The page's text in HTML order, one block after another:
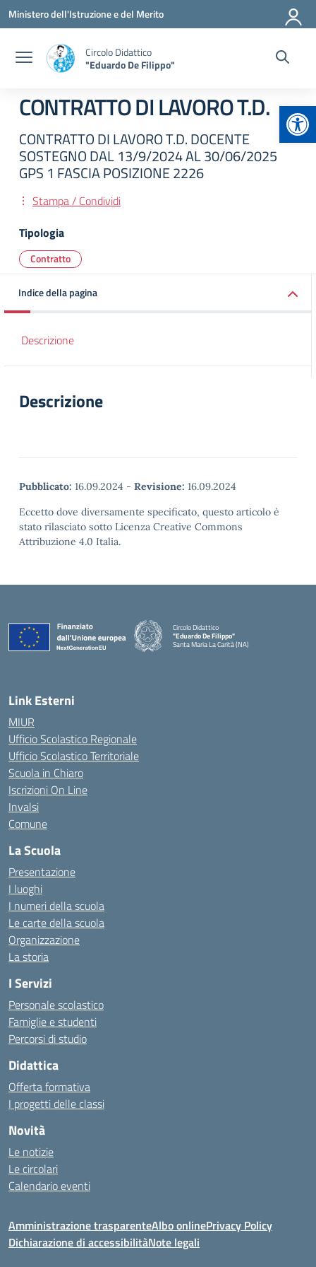
Vai ai contenuti
Vai al menu di navigazione
Vai al footer
Ministero dell'Istruzione e del Merito
Circolo Didattico
"Eduardo De Filippo"
CONTRATTO DI LAVORO T.D.
CONTRATTO DI LAVORO T.D. DOCENTE
SOSTEGNO DAL 13/9/2024 AL 30/06/2025
GPS 1 FASCIA POSIZIONE 2226
Stampa / Condividi
Tipologia
Contratto
Indice della pagina
Descrizione
Descrizione
Pubblicato: 16.09.2024 - Revisione: 16.09.2024
Eccetto dove diversamente specificato, questo articolo è
stato rilasciato sotto Licenza Creative Commons
Attribuzione 4.0 Italia.
Circolo Didattico
"Eduardo De Filippo"
Santa Maria La Carità (NA)
Link Esterni
MIUR
Ufficio Scolastico Regionale
Ufficio Scolastico Territoriale
Scuola in Chiaro
Iscrizioni On Line
Invalsi
Comune
La Scuola
Presentazione
I luoghi
I numeri della scuola
Le carte della scuola
Organizzazione
La storia
I Servizi
Personale scolastico
Famiglie e studenti
Percorsi di studio
Didattica
Offerta formativa
I progetti delle classi
Novità
Le notizie
Le circolari
Calendario eventi
Amministrazione trasparenteAlbo onlinePrivacy Policy
Dichiarazione di accessibilitàNote legali